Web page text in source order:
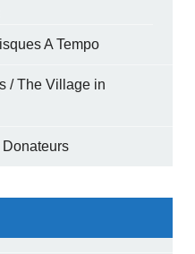
A Tempo
/ The Village in